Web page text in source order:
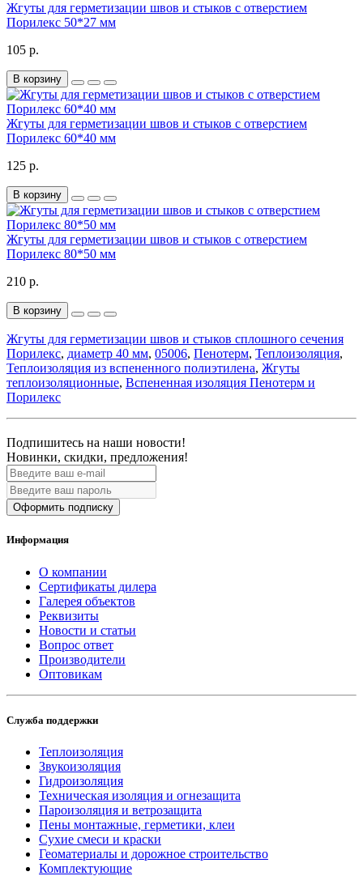
Жгуты для герметизации швов и стыков с отверстием
Порилекс 50*27 мм
105 р.
В корзину
Жгуты для герметизации швов и стыков с отверстием
Порилекс 60*40 мм
125 р.
В корзину
Жгуты для герметизации швов и стыков с отверстием
Порилекс 80*50 мм
210 р.
В корзину
Жгуты для герметизации швов и стыков сплошного сечения
Порилекс, диаметр 40 мм, 05006, Пенотерм, Теплоизоляция,
Теплоизоляция из вспененного полиэтилена, Жгуты
теплоизоляционные, Вспененная изоляция Пенотерм и
Порилекс
Подпишитесь на наши новости!
Новинки, скидки, предложения!
Оформить подписку
Информация
О компании
Сертификаты дилера
Галерея объектов
Реквизиты
Новости и статьи
Вопрос ответ
Производители
Оптовикам
Служба поддержки
Теплоизоляция
Звукоизоляция
Гидроизоляция
Техническая изоляция и огнезащита
Пароизоляция и ветрозащита
Пены монтажные, герметики, клеи
Сухие смеси и краски
Геоматериалы и дорожное строительство
Комплектующие